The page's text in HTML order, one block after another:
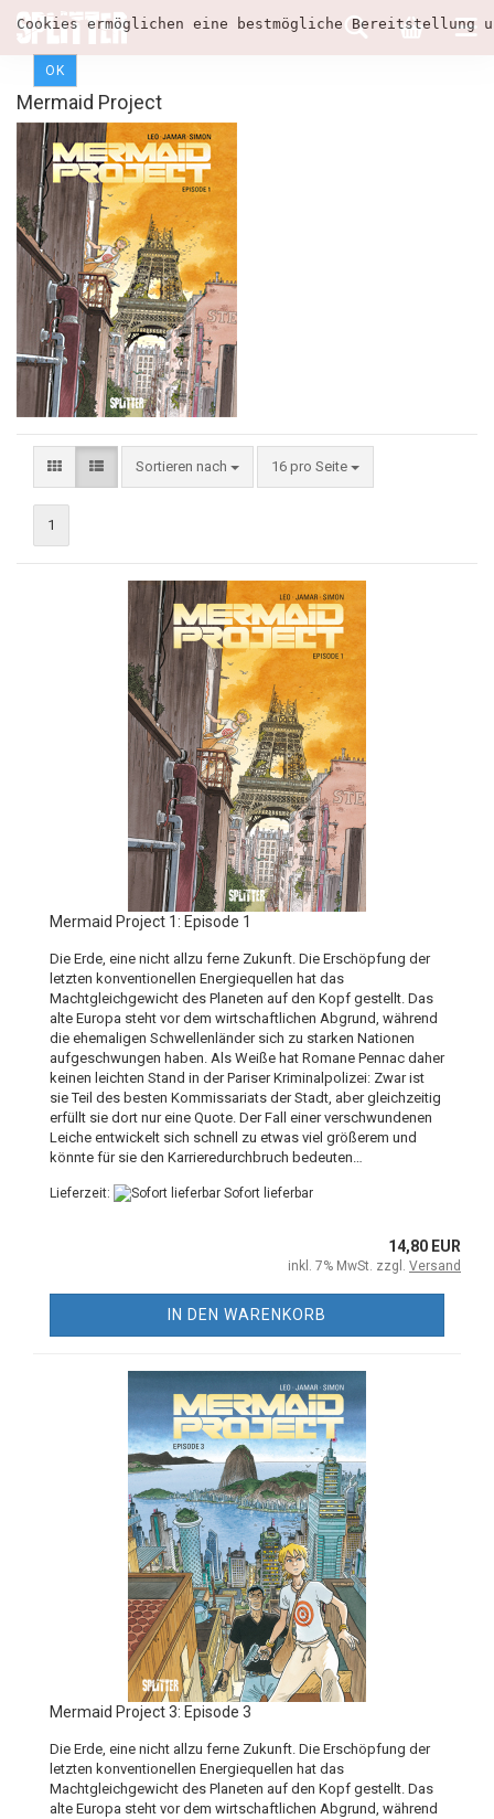
Cookies ermöglichen eine bestmögliche
OK
Mermaid Project
Sortieren nach 16 pro Seite
1
Mermaid Project 1: Episode 1
Die Erde, eine nicht allzu ferne Zukunft. Die Erschöpfung der
letzten konventionellen Energiequellen hat das
Machtgleichgewicht des Planeten auf den Kopf gestellt. Das
alte Europa steht vor dem wirtschaftlichen Abgrund, während
die ehemaligen Schwellenländer sich zu starken Nationen
aufgeschwungen haben. Als Weiße hat Romane Pennac daher
keinen leichten Stand in der Pariser Kriminalpolizei: Zwar ist
sie Teil des besten Kommissariats der Stadt, aber gleichzeitig
erfüllt sie dort nur eine Quote. Der Fall einer verschwundenen
Leiche entwickelt sich schnell zu etwas viel größerem und
könnte für sie den Karrieredurchbruch bedeuten…
Lieferzeit: Sofort lieferbar
14,80 EUR
inkl. 7% MwSt. zzgl. Versand
IN DEN WARENKORB
Mermaid Project 3: Episode 3
Die Erde, eine nicht allzu ferne Zukunft. Die Erschöpfung der
letzten konventionellen Energiequellen hat das
Machtgleichgewicht des Planeten auf den Kopf gestellt. Das
alte Europa steht vor dem wirtschaftlichen Abgrund, während